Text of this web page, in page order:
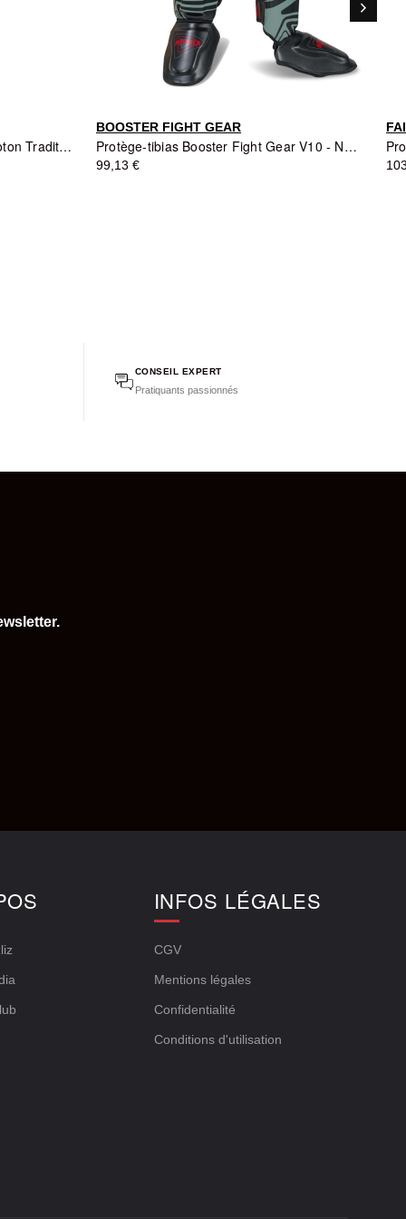
Protège-tibias Montana MK80 Coton Traditionnel - Blanc
BOOSTER FIGHT GEAR
Protège-tibias Booster Fight Gear V10 - Noir/Vert
99,13 €
Suivant
keyboard_arrow_right
CONSEIL EXPERT
Pratiquants passionnés
INFOS LÉGALES
CGV
Mentions légales
Confidentialité
Conditions d'utilisation